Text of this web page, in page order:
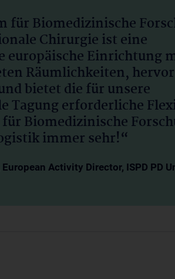
für Biomedizinische
Chirurgie ist eine
europäische Einrichtung
Räumlichkeiten,
bietet die für unsere
Tagung erforderliche
Biomedizinische
immer sehr!“
European Activity Director, ISPD PD